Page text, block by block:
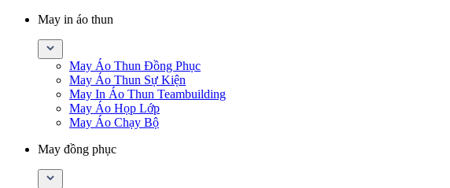
May in áo thun
May Áo Thun Đồng Phục
May Áo Thun Sự Kiện
May In Áo Thun Teambuilding
May Áo Họp Lớp
May Áo Chạy Bộ
May đồng phục